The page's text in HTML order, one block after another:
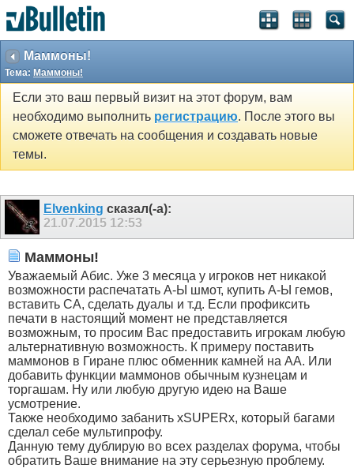
Маммоны!
Тема: Маммоны!
Если это ваш первый визит на этот форум, вам
необходимо выполнить регистрацию. После этого вы
сможете отвечать на сообщения и создавать новые
темы.
Elvenking сказал(-а):
21.07.2015 12:53
Маммоны!
Уважаемый Абис. Уже 3 месяца у игроков нет никакой
возможности распечатать А-Ы шмот, купить А-Ы гемов,
вставить СА, сделать дуалы и т.д. Если профиксить
печати в настоящий момент не представляется
возможным, то просим Вас предоставить игрокам любую
альтернативную возможность. К примеру поставить
маммонов в Гиране плюс обменник камней на АА. Или
добавить функции маммонов обычным кузнецам и
торгашам. Ну или любую другую идею на Ваше
усмотрение.
Также необходимо забанить xSUPERx, который багами
сделал себе мультипрофу.
Данную тему дублирую во всех разделах форума, чтобы
обратить Ваше внимание на эту серьезную проблему.